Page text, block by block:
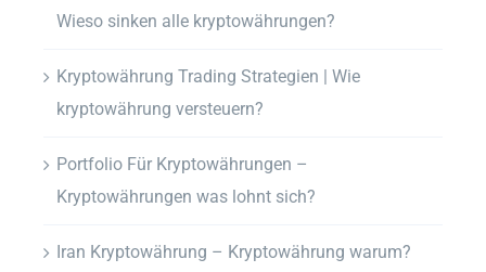
Wieso sinken alle kryptowährungen?
Kryptowährung Trading Strategien | Wie
kryptowährung versteuern?
Portfolio Für Kryptowährungen –
Kryptowährungen was lohnt sich?
Iran Kryptowährung – Kryptowährung warum?